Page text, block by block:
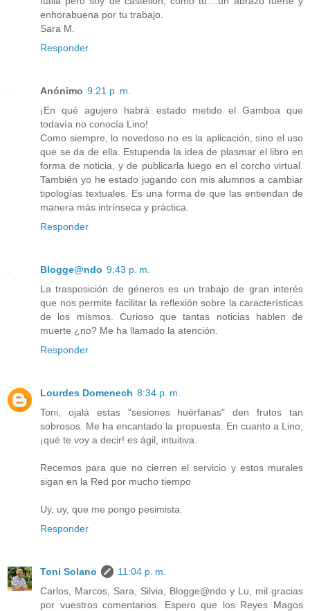
enhorabuena por tu trabajo.
Sara M.
Responder
Anónimo 9:21 p. m.
¡En qué agujero habrá estado metido el Gamboa que
todavía no conocía Lino!
Como siempre, lo novedoso no es la aplicación, sino el uso
que se da de ella. Estupenda la idea de plasmar el libro en
forma de noticia, y de publicarla luego en el corcho virtual.
También yo he estado jugando con mis alumnos a cambiar
tipologías textuales. Es una forma de que las entiendan de
manera más intrínseca y práctica.
Responder
Blogge@ndo 9:43 p. m.
La trasposición de géneros es un trabajo de gran interés
que nos permite facilitar la reflexión sobre la características
de los mismos. Curioso que tantas noticias hablen de
muerte ¿no? Me ha llamado la atención.
Responder
Lourdes Domenech 8:34 p. m.
Toni, ojalá estas "sesiones huérfanas" den frutos tan
sobrosos. Me ha encantado la propuesta. En cuanto a Lino,
¡qué te voy a decir! es ágil, intuitiva.
Recemos para que no cierren el servicio y estos murales
sigan en la Red por mucho tiempo
Uy, uy, que me pongo pesimista.
Responder
Toni Solano
11:04 p. m.
Carlos, Marcos, Sara, Silvia, Blogge@ndo y Lu, mil gracias
por vuestros comentarios. Espero que los Reyes Magos